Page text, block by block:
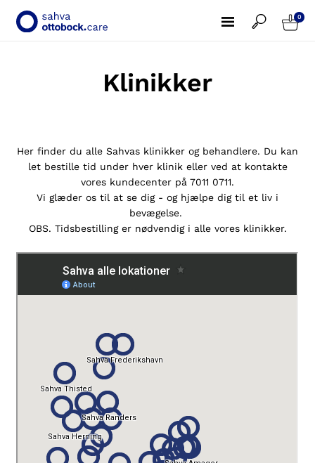
0
Klinikker
Her finder du alle Sahvas klinikker og behandlere. Du kan
let bestille tid under hver klinik eller ved at kontakte
vores kundecenter på 7011 0711.
Vi glæder os til at se dig - og hjælpe dig til et liv i
bevægelse.
OBS. Tidsbestilling er nødvendig i alle vores klinikker.